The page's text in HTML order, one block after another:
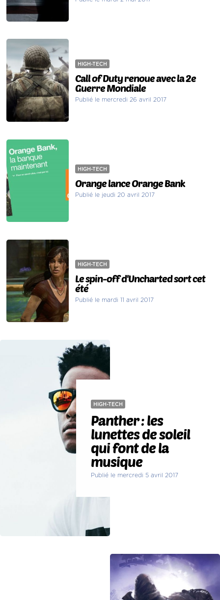
HIGH-TECH
Call of Duty renoue avec la 2e
Guerre Mondiale
Publié le mercredi 26 avril 2017
HIGH-TECH
Orange lance Orange Bank
Publié le jeudi 20 avril 2017
HIGH-TECH
Le spin-off d'Uncharted sort cet
été
Publié le mardi 11 avril 2017
HIGH-TECH
Panther : les
lunettes de soleil
qui font de la
musique
Publié le mercredi 5 avril 2017